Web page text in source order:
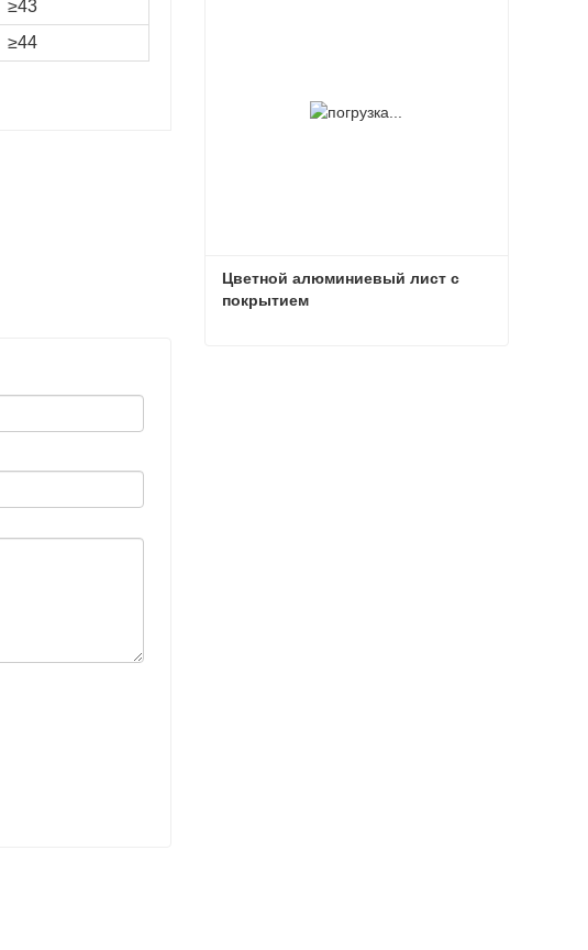
≥43
≥44
Цветной алюминиевый лист с
покрытием